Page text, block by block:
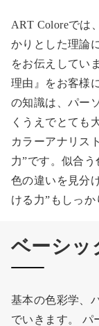
ART Coloreでは
かりとした理論
をお伝えしてい
理由』をお客様
の知識は、パー
くうえでとても
カラーアナリス
力”です。似合
色の違いを見分
ける力”もしっか
ベーシッ
基本の色彩学、
でいきます。 パ